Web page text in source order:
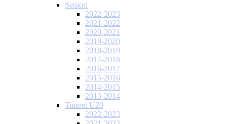
Seniori
2022-2023
2021-2022
2020-2021
2019-2020
2018-2019
2017-2018
2016-2017
2015-2016
2014-2015
2013-2014
Tineret U20
2022-2023